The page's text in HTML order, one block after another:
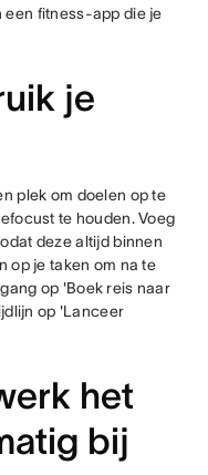
een fitness-app die je
je
plek om doelen op te
te houden. Voeg
deze altijd binnen
op je taken om na te
op 'Boek reis naar
op 'Lanceer
het
bij